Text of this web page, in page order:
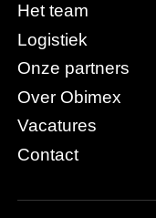
Het team
Logistiek
Onze partners
Over Obimex
Vacatures
Contact